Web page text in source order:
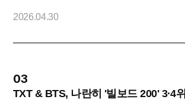
2026.04.30
03
TXT & BTS, 나란히 '빌보드 200' 3·4